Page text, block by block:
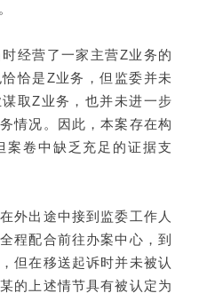
经营了一家主营Z业务的
恰是Z业务，但监委并未
取Z业务，也并未进一步
情况。因此，本案存在构
案卷中缺乏充足的证据支
外出途中接到监委工作人
程配合前往办案中心，到
但在移送起诉时并未被认
的上述情节具有被认定为